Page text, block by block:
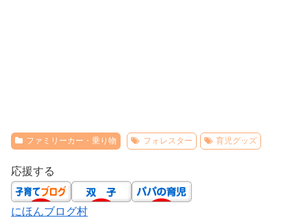
ファミリーカー・乗り物 フォレスター 育児グッズ
応援する
にほんブログ村